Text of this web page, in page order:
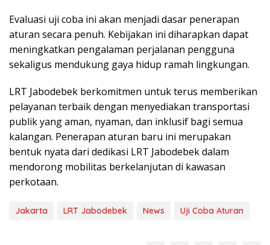
Evaluasi uji coba ini akan menjadi dasar penerapan
aturan secara penuh. Kebijakan ini diharapkan dapat
meningkatkan pengalaman perjalanan pengguna
sekaligus mendukung gaya hidup ramah lingkungan.
LRT Jabodebek berkomitmen untuk terus memberikan
pelayanan terbaik dengan menyediakan transportasi
publik yang aman, nyaman, dan inklusif bagi semua
kalangan. Penerapan aturan baru ini merupakan
bentuk nyata dari dedikasi LRT Jabodebek dalam
mendorong mobilitas berkelanjutan di kawasan
perkotaan.
Jakarta LRT Jabodebek News Uji Coba Aturan